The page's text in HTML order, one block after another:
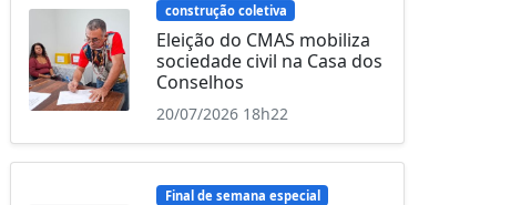
construção coletiva
Eleição do CMAS mobiliza
sociedade civil na Casa dos
Conselhos
20/07/2026 18h22
Final de semana especial